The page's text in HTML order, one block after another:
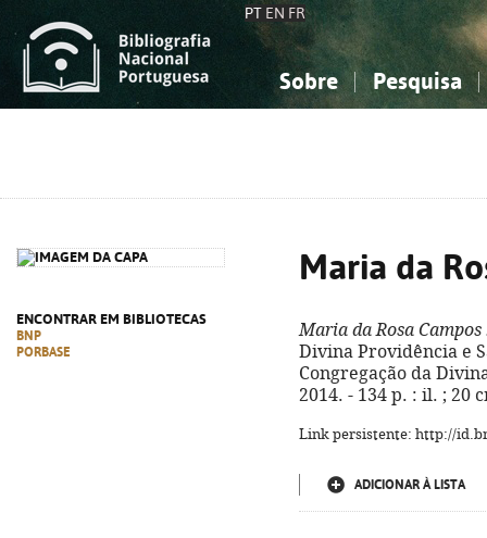
PT EN FR
Sobre Pesquisa
ENCONTRAR EM BIBLIOTECAS
BNP
PORBASE
Maria da
Maria da Rosa Campos
Divina Providência e
Congregação da
2014. - 134 p. : il. ; 20
Link persistente: http://
ADICIONAR À LISTA